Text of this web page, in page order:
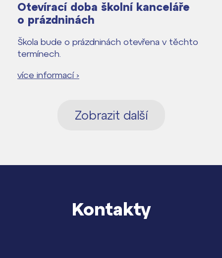
Otevírací doba školní kanceláře
o prázdninách
Škola bude o prázdninách otevřena v těchto
termínech.
více informací ›
Zobrazit další
Kontakty